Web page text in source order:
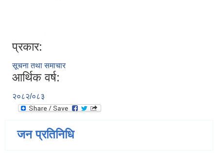
प्रकार:
सूचना तथा समाचार
आर्थिक वर्ष:
२०८२/०८३
जन प्रतिनिधि